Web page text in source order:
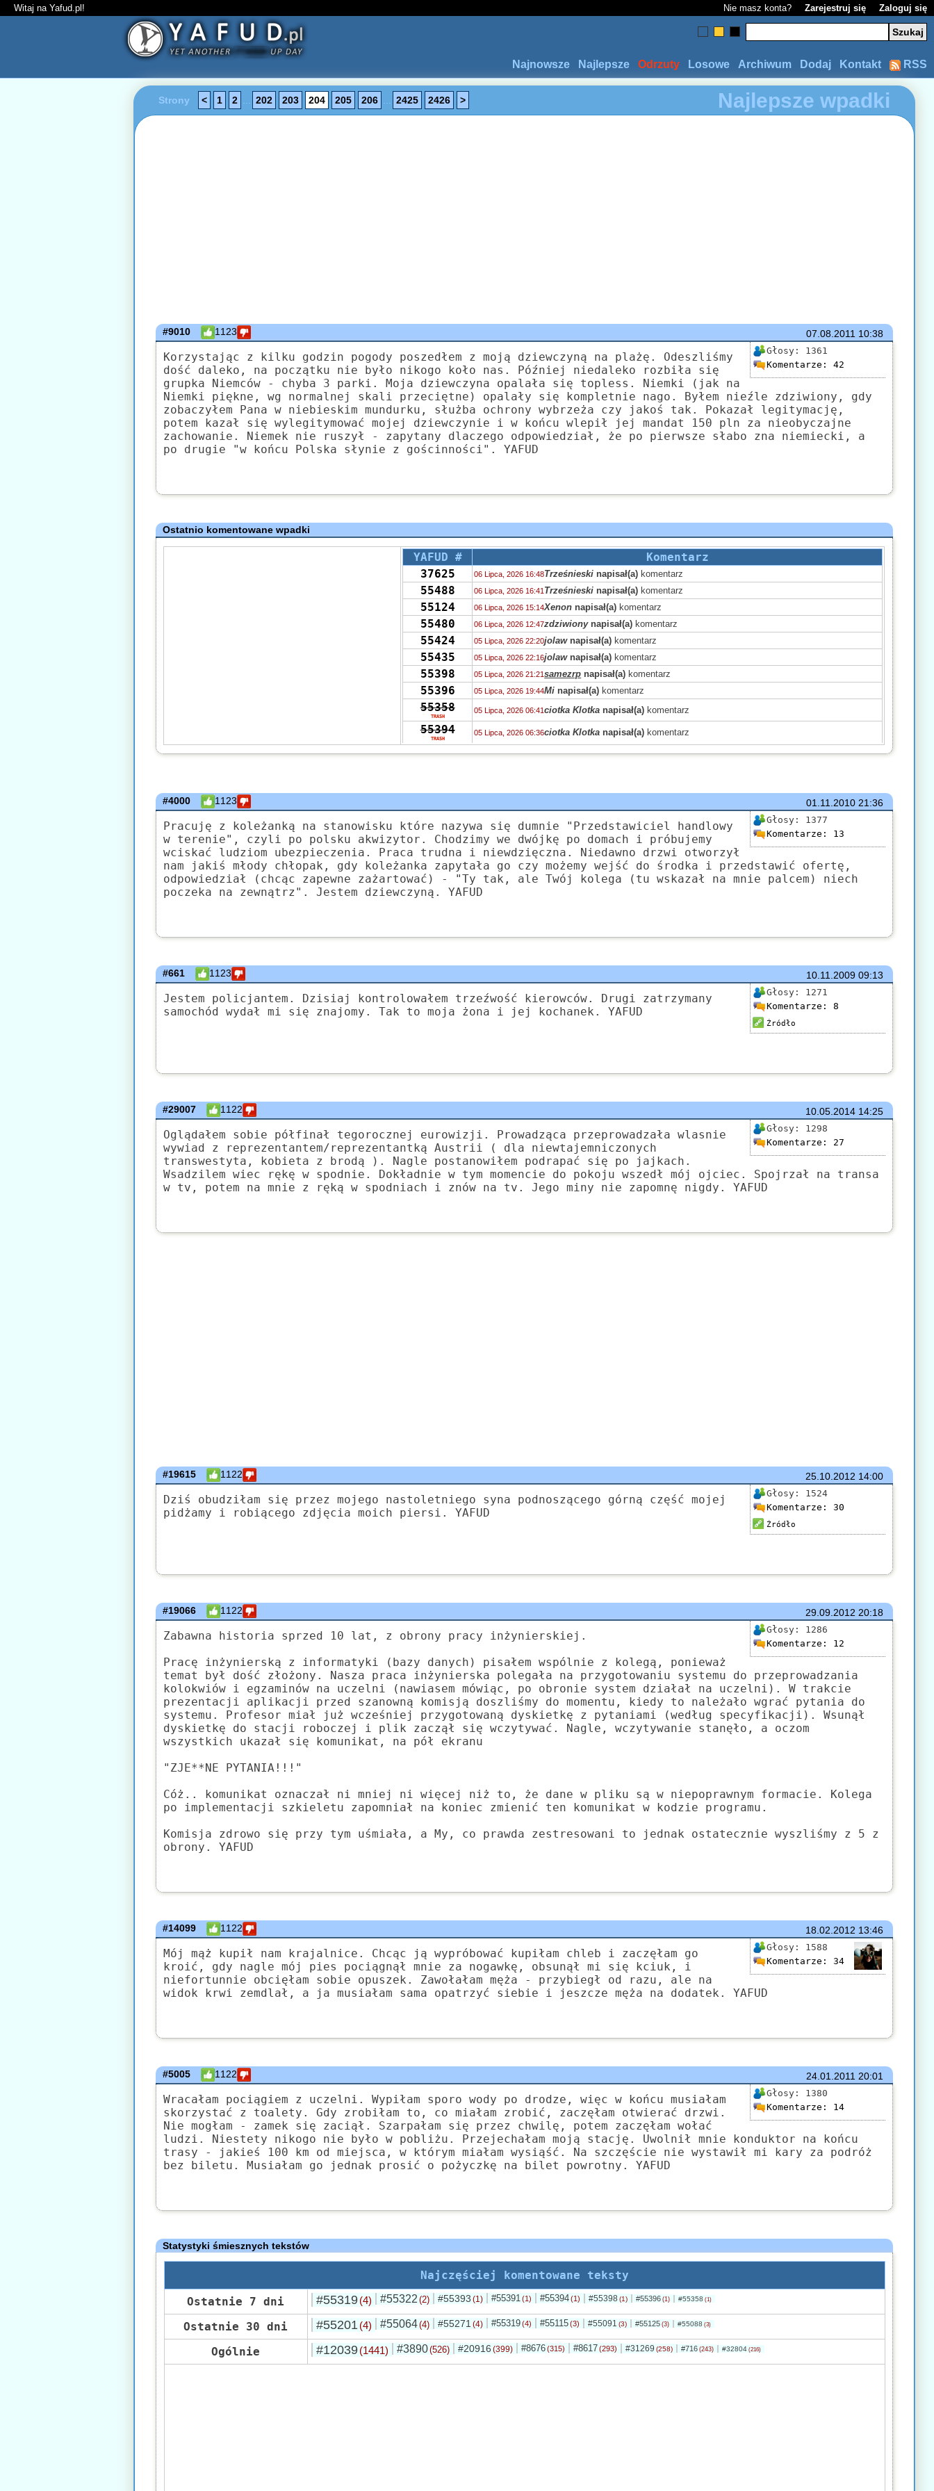
Witaj na Yafud.pl! Nie masz konta? Zarejestruj się Zaloguj się
RSS
Kontakt
Dodaj
Archiwum
Losowe
Odrzuty
Najlepsze
Najnowsze
Najlepsze wpadki
Strony < 1 2 202 203 204 205 206 2425 2426 >
07.08.2011 10:38
#9010 1123
Głosy: 1361
Komentarze: 42
Korzystając z kilku godzin pogody poszedłem z moją dziewczyną na plażę. Odeszliśmy
dość daleko, na początku nie było nikogo koło nas. Później niedaleko rozbiła się
grupka Niemców - chyba 3 parki. Moja dziewczyna opalała się topless. Niemki (jak na
Niemki piękne, wg normalnej skali przeciętne) opalały się kompletnie nago. Byłem nieźle zdziwiony, gdy
zobaczyłem Pana w niebieskim mundurku, służba ochrony wybrzeża czy jakoś tak. Pokazał legitymację,
potem kazał się wylegitymować mojej dziewczynie i w końcu wlepił jej mandat 150 pln za nieobyczajne
zachowanie. Niemek nie ruszył - zapytany dlaczego odpowiedział, że po pierwsze słabo zna niemiecki, a
po drugie "w końcu Polska słynie z gościnności". YAFUD
Ostatnio komentowane wpadki
YAFUD #
Komentarz
37625
06 Lipca, 2026 16:48Trześnieski napisał(a) komentarz
55488 06 Lipca, 2026 16:41 Trześnieski napisał(a) komentarz
55124 06 Lipca, 2026 15:14Xenon napisał(a) komentarz
55480 06 Lipca, 2026 12:47zdziwionynapisał(a) komentarz
55424 05 Lipca, 2026 22:20jolawnapisał(a) komentarz
55435 05 Lipca, 2026 22:16jolawnapisał(a) komentarz
55398 05 Lipca, 2026 21:21samezrp napisał(a) komentarz
55396 05 Lipca, 2026 19:44Mi napisał(a) komentarz
55358
TRASH
05 Lipca, 2026 06:41ciotka Klotka napisał(a) komentarz
55394
TRASH
05 Lipca, 2026 06:36ciotka Klotka napisał(a) komentarz
55319 04 Lipca, 2026 15:04Pepponenapisał(a)komentarz
55319 02 Lipca, 2026 13:57 Grejon napisał(a)komentarz
55347 02 Lipca, 2026 11:46Bzhevxh napisał(a)komentarz
55319 02 Lipca, 2026 10:42 Alicenapisał(a)komentarz
55319 02 Lipca, 2026 06:10 Grejon napisał(a)komentarz
55391
01.11.201021:36
#4000 1123
Głosy: 1377
Komentarze: 13
Pracuję z koleżanką na stanowisku które nazywa się dumnie "Przedstawiciel handlowy
w terenie", czyli po polsku akwizytor. Chodzimy we dwójkę po domach i próbujemy
wciskać ludziom ubezpieczenia. Praca trudna i niewdzięczna. Niedawno drzwi otworzył
nam jakiś młody chłopak, gdy koleżanka zapytała go czy możemy wejść do środka i przedstawić ofertę,
odpowiedział (chcąc zapewne zażartować) - "Ty tak, ale Twój kolega (tu wskazał na mnie palcem) niech
poczeka na zewnątrz". Jestem dziewczyną. YAFUD
10.11.200909:13
#661 1123
Głosy: 1271
Komentarze: 8
Źródło
Jestem policjantem. Dzisiaj kontrolowałem trzeźwość kierowców. Drugi zatrzymany
samochód wydał mi się znajomy. Tak to moja żona i jej kochanek. YAFUD
10.05.201414:25
#29007 1122
Głosy: 1298
Komentarze: 27
Oglądałem sobie półfinał tegorocznej eurowizji. Prowadząca przeprowadzała wlasnie
wywiad z reprezentantem/reprezentantką Austrii ( dla niewtajemniczonych
transwestyta, kobieta z brodą ). Nagle postanowiłem podrapać się po jajkach.
Wsadzilem wiec rękę w spodnie. Dokładnie w tym momencie do pokoju wszedł mój ojciec. Spojrzał na transa
w tv, potem na mnie z ręką w spodniach i znów na tv. Jego miny nie zapomnę nigdy. YAFUD
25.10.2012 14:00
#19615 1122
Głosy: 1524
Komentarze: 30
Źródło
Dziś obudziłam się przez mojego nastoletniego syna podnoszącego górną część mojej
pidżamy i robiącego zdjęcia moich piersi. YAFUD
29.09.2012 20:18
#19066 1122
Głosy: 1286
Komentarze: 12
Zabawna historia sprzed 10 lat, z obrony pracy inżynierskiej.
Pracę inżynierską z informatyki (bazy danych) pisałem wspólnie z kolegą, ponieważ
temat był dość złożony. Nasza praca inżynierska polegała na przygotowaniu systemu do przeprowadzania
kolokwiów i egzaminów na uczelni (nawiasem mówiąc, po obronie system działał na uczelni). W trakcie
prezentacji aplikacji przed szanowną komisją doszliśmy do momentu, kiedy to należało wgrać pytania do
systemu. Profesor miał już wcześniej przygotowaną dyskietkę z pytaniami (według specyfikacji). Wsunął
dyskietkę do stacji roboczej i plik zaczął się wczytywać. Nagle, wczytywanie stanęło, a oczom
wszystkich ukazał się komunikat, na pół ekranu
"ZJE**NE PYTANIA!!!"
Cóż.. komunikat oznaczał ni mniej ni więcej niż to, że dane w pliku są w niepoprawnym formacie. Kolega
po implementacji szkieletu zapomniał na koniec zmienić ten komunikat w kodzie programu.
Komisja zdrowo się przy tym uśmiała, a My, co prawda zestresowani to jednak ostatecznie wyszliśmy z 5 z
obrony. YAFUD
18.02.2012 13:46
#14099 1122
Głosy: 1588
Komentarze: 34
Mój mąż kupił nam krajalnice. Chcąc ją wypróbować kupiłam chleb i zaczęłam go
kroić, gdy nagle mój pies pociągnął mnie za nogawkę, obsunął mi się kciuk, i
niefortunnie obcięłam sobie opuszek. Zawołałam męża - przybiegł od razu, ale na
widok krwi zemdlał, a ja musiałam sama opatrzyć siebie i jeszcze męża na dodatek. YAFUD
24.01.2011 20:01
#5005 1122
Głosy: 1380
Komentarze: 14
Wracałam pociągiem z uczelni. Wypiłam sporo wody po drodze, więc w końcu musiałam
skorzystać z toalety. Gdy zrobiłam to, co miałam zrobić, zaczęłam otwierać drzwi.
Nie mogłam - zamek się zaciął. Szarpałam się przez chwilę, potem zaczęłam wołać
ludzi. Niestety nikogo nie było w pobliżu. Przejechałam moją stację. Uwolnił mnie konduktor na końcu
trasy - jakieś 100 km od miejsca, w którym miałam wysiąść. Na szczęście nie wystawił mi kary za podróż
bez biletu. Musiałam go jednak prosić o pożyczkę na bilet powrotny. YAFUD
Statystyki śmiesznych tekstów
Najczęściej komentowane teksty
Ostatnie 7 dni
#55319 (4) #55322 (2) #55393 (1) #55391 (1) #55394 (1) #55398 (1) #55396 (1) #55358 (1)
Ostatnie 30 dni #55201 (4) #55064(4) #55271 (4) #55319 (4) #55115 (3) #55091 (3) #55125 (3) #55088 (3)
Ogólnie #12039 (1441) #3890(526) #20916 (399) #8676 (315) #8617 (293) #31269 (258) #716 (243) #32804 (216)